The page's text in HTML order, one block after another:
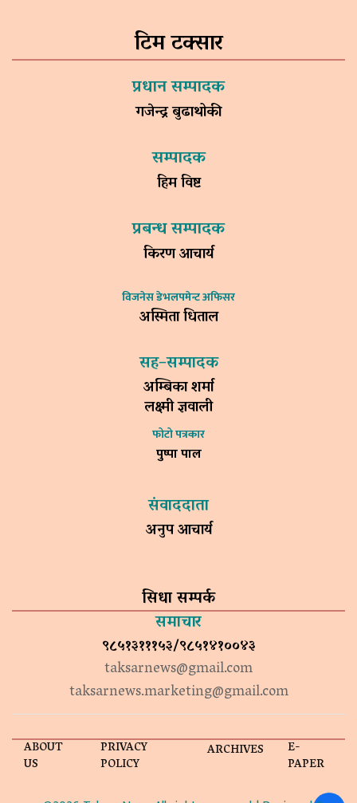
टिम टक्सार
प्रधान सम्पादक
गजेन्द्र बुढाथोकी
सम्पादक
हिम विष्ट
प्रबन्ध सम्पादक
किरण आचार्य
विजनेस डेभलपमेन्ट अफिसर
अस्मिता धिताल
सह–सम्पादक
अम्बिका शर्मा
लक्ष्मी ज्ञवाली
फोटो पत्रकार
पुष्पा पाल
संवाददाता
अनुप आचार्य
सिधा सम्पर्क
समाचार
९८५१३१११५३/९८५१४१००४३
taksarnews@gmail.com
taksarnews.marketing@gmail.com
ABOUT
US
PRIVACY
POLICY
ARCHIVES E-
PAPER